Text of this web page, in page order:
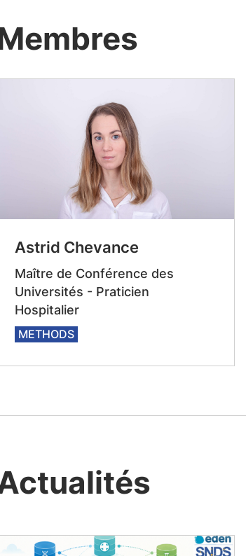
Astrid Chevance
Maître de Conférence des
Universités - Praticien
Hospitalier
METHODS